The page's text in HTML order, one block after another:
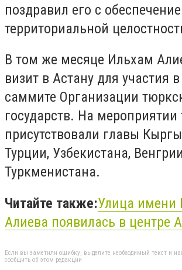
поздравил его с
территориальной
В том же месяце Ильхам
визит в Астану для участия
саммите Организации
государств. На мероприятии
присутствовали главы
Турции, Узбекистана,
Туркменистана.
Читайте также:Улица имени
Алиева появилась в центре
Если вы заметили ошибку, выделите необходимый текст и
сообщить об этом редакции